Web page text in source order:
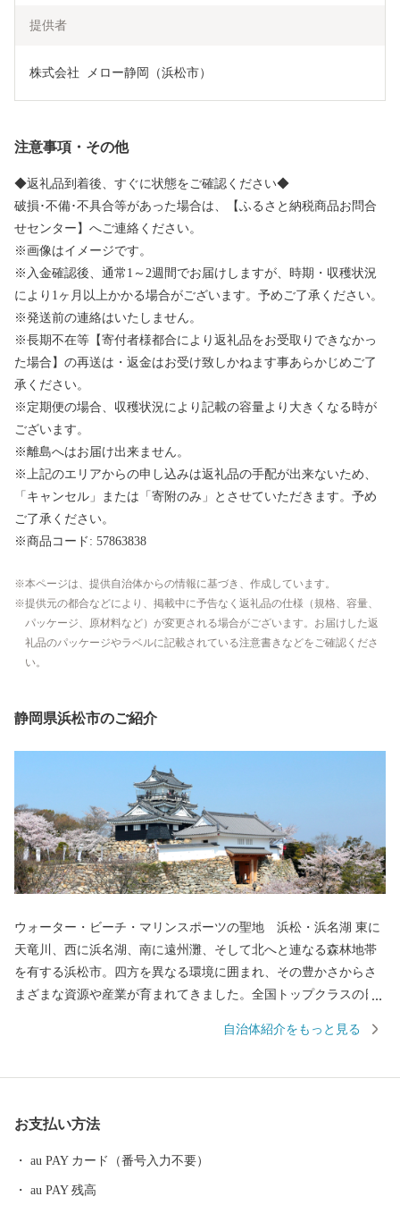
提供者
株式会社  メロー静岡（浜松市）
注意事項・その他
◆返礼品到着後、すぐに状態をご確認ください◆
破損･不備･不具合等があった場合は、【ふるさと納税商品お問合
せセンター】へご連絡ください。
※画像はイメージです。
※入金確認後、通常1～2週間でお届けしますが、時期・収穫状況
により1ヶ月以上かかる場合がございます。予めご了承ください。
※発送前の連絡はいたしません。
※長期不在等【寄付者様都合により返礼品をお受取りできなかっ
た場合】の再送は・返金はお受け致しかねます事あらかじめご了
承ください。
※定期便の場合、収穫状況により記載の容量より大きくなる時が
ございます。
※離島へはお届け出来ません。
※上記のエリアからの申し込みは返礼品の手配が出来ないため、
「キャンセル」または「寄附のみ」とさせていただきます。予め
ご了承ください。
※商品コード: 57863838
本ページは、提供自治体からの情報に基づき、作成しています。
提供元の都合などにより、掲載中に予告なく返礼品の仕様（規格、容量、
パッケージ、原材料など）が変更される場合がございます。お届けした返
礼品のパッケージやラベルに記載されている注意書きなどをご確認くださ
い。
静岡県浜松市のご紹介
ウォーター・ビーチ・マリンスポーツの聖地 浜松・浜名湖 東に
天竜川、西に浜名湖、南に遠州灘、そして北へと連なる森林地帯
を有する浜松市。四方を異なる環境に囲まれ、その豊かさからさ
まざまな資源や産業が育まれてきました。全国トップクラスの日
ほか、楽器やオートバイ、繊維、食品など、ものづくりの街は生
まなウォーター・ビーチ・マリンスポーツを楽しむことができ、
自治体紹介をもっと見る
お支払い方法
au PAY カード（番号入力不要）
au PAY 残高